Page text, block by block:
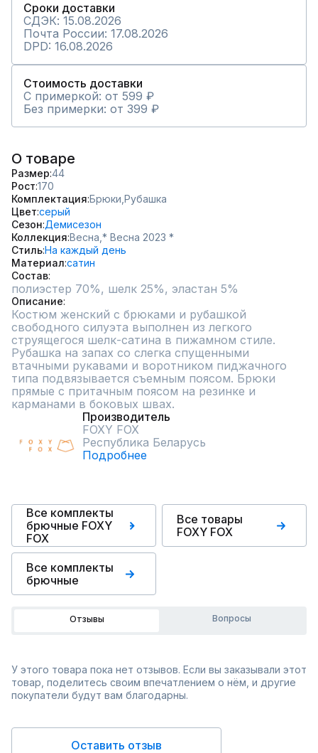
Сроки доставки
СДЭК: 15.08.2026
Почта России: 17.08.2026
DPD: 16.08.2026
Стоимость доставки
С примеркой: от 599 ₽
Без примерки: от 399 ₽
О товаре
Размер 44
Рост 170
Комплектация Брюки, Рубашка
Цвет серый
Сезон Демисезон
Коллекция Весна, * Весна 2023 *
СтильНа каждый день
Материал сатин
Состав
полиэстер 70%, шелк 25%, эластан 5%
Описание
Костюм женский с брюками и рубашкой
свободного силуэта выполнен из легкого
струящегося шелк-сатина в пижамном стиле.
Рубашка на запах со слегка спущенными
втачными рукавами и воротником пиджачного
типа подвязывается съемным поясом. Брюки
прямые с притачным поясом на резинке и
карманами в боковых швах.
Производитель
FOXY FOX
Республика Беларусь
Подробнее
Все комплекты
брючные FOXY
FOX
Все товары
FOXY FOX
Все комплекты
брючные
Отзывы Вопросы
У этого товара пока нет отзывов. Если вы заказывали этот
товар, поделитесь своим впечатлением о нём, и другие
покупатели будут вам благодарны.
Оставить отзыв